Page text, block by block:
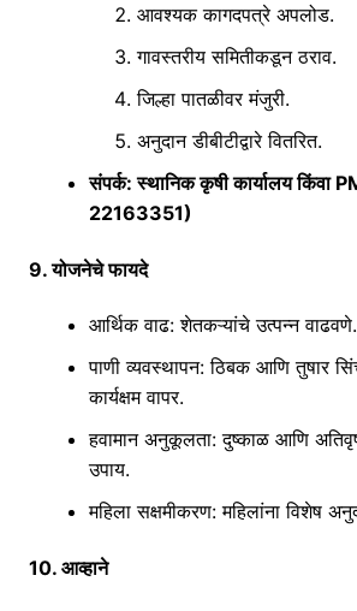
आवश्यक कागदपत्रे अपलोड.
गावस्तरीय समितीकडून ठराव.
जिल्हा पातळीवर मंजुरी.
अनुदान डीबीटीद्वारे वितरित.
संपर्क: स्थानिक कृषी कार्यालय किंवा
22163351)
9. योजनेचे फायदे
आर्थिक वाढ: शेतकऱ्यांचे उत्पन्न वाढवणे.
पाणी व्यवस्थापन: ठिबक आणि तुषार
कार्यक्षम वापर.
हवामान अनुकूलता: दुष्काळ आणि
उपाय.
महिला सक्षमीकरण: महिलांना विशेष
10. आव्हाने